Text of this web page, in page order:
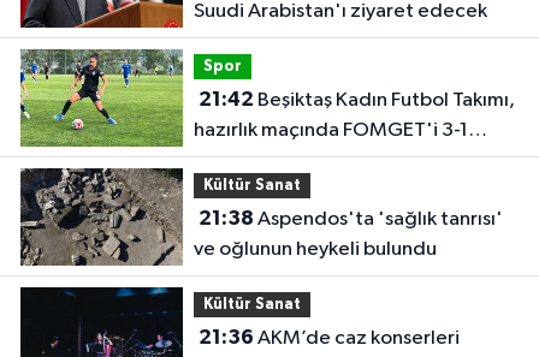
Suudi Arabistan'ı ziyaret edecek
Spor
21:42
hazırlık maçında FOMGET'i 3-1
mağlup etti
Kültür Sanat
21:38
ve oğlunun heykeli bulundu
Kültür Sanat
21:36